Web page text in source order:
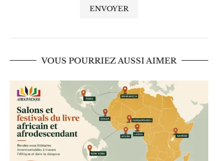
VOUS POURRIEZ AUSSI AIMER